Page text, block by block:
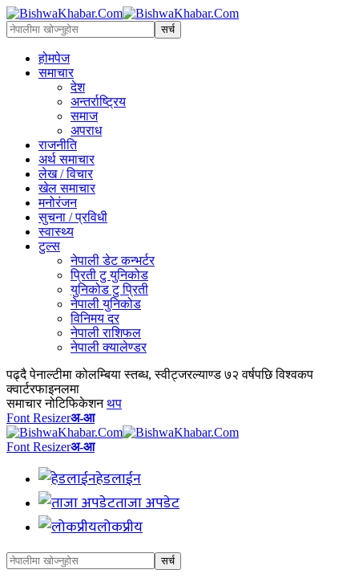
होमपेज
समाचार
देश
अन्तर्राष्ट्रिय
समाज
अपराध
राजनीति
अर्थ समाचार
लेख / विचार
खेल समाचार
मनोरंजन
सुचना / प्रविधी
स्वास्थ्य
टुल्स
नेपाली डेट कन्भर्टर
प्रिती टु युनिकोड
युनिकोड टु प्रिती
नेपाली युनिकोड
विनिमय दर
नेपाली राशिफल
नेपाली क्यालेण्डर
पढ्दै पेनाल्टीमा कोलम्बिया स्तब्ध, स्वीट्जरल्याण्ड ७२ वर्षपछि विश्वकप
क्वार्टरफाइनलमा
समाचार नोटिफिकेशन थप
Font Resizerअ-आ
Font Resizerअ-आ
हेडलाईन
ताजा अपडेट
लोकप्रीय